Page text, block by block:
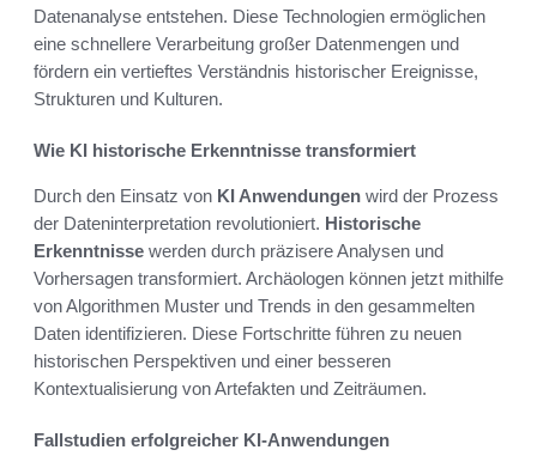
Datenanalyse entstehen. Diese Technologien ermöglichen
eine schnellere Verarbeitung großer Datenmengen und
fördern ein vertieftes Verständnis historischer Ereignisse,
Strukturen und Kulturen.
Wie KI historische Erkenntnisse transformiert
Durch den Einsatz von KI Anwendungen wird der Prozess
der Dateninterpretation revolutioniert. Historische
Erkenntnisse werden durch präzisere Analysen und
Vorhersagen transformiert. Archäologen können jetzt mithilfe
von Algorithmen Muster und Trends in den gesammelten
Daten identifizieren. Diese Fortschritte führen zu neuen
historischen Perspektiven und einer besseren
Kontextualisierung von Artefakten und Zeiträumen.
Fallstudien erfolgreicher KI-Anwendungen